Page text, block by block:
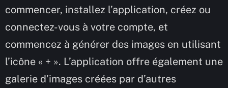
commencer, installez l’application, créez ou
connectez-vous à votre compte, et
commencez à générer des images en utilisant
l’icône « + ». L’application offre également une
galerie d’images créées par d’autres